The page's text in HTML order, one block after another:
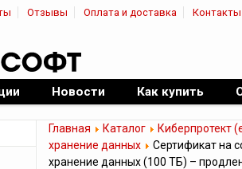
Отзывы Оплата и доставка Контакты
Новости Как купить
Главная Каталог
Киберпротект
хранение данных
Сертификат на
хранение данных (100 ТБ) –